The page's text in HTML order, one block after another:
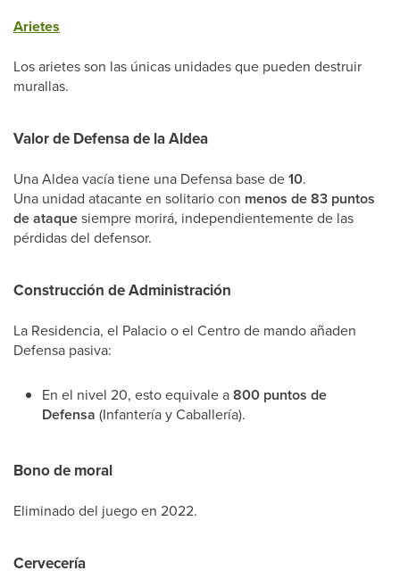
Arietes
Los arietes son las únicas unidades que pueden destruir
murallas.
Valor de Defensa de la Aldea
Una Aldea vacía tiene una Defensa base de10.
Una unidad atacante en solitario con menos de 83 puntos
de ataquesiempre morirá, independientemente de las
pérdidas del defensor.
Construcción de Administración
La Residencia, el Palacio o el Centro de mando añaden
Defensa pasiva:
En el nivel 20, esto equivale a800 puntos de
Defensa (Infantería y Caballería).
Bono de moral
Eliminado del juego en 2022.
Cervecería